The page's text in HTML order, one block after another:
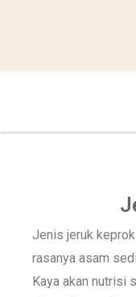
Jenis jeruk
rasanya asam
Kaya akan nutrisi